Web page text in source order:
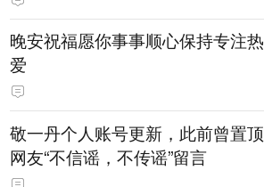
晚安祝福愿你事事顺心保持专注热
爱
敬一丹个人账号更新，此前曾置顶
网友“不信谣，不传谣”留言